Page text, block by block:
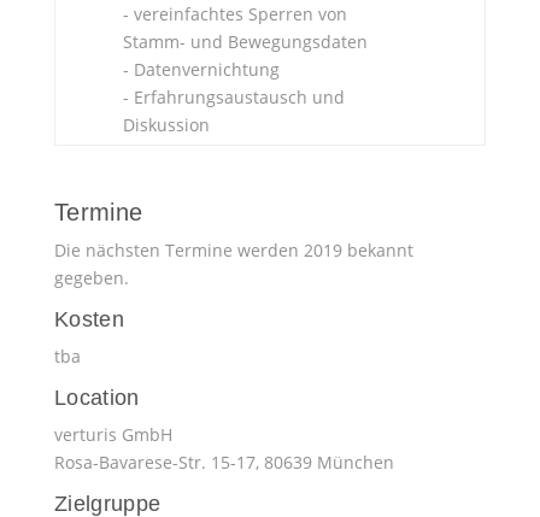
- vereinfachtes Sperren von
Stamm- und Bewegungsdaten
- Datenvernichtung
- Erfahrungsaustausch und
Diskussion
Termine
Die nächsten Termine werden 2019 bekannt
gegeben.
Kosten
tba
Location
verturis GmbH
Rosa-Bavarese-Str. 15-17, 80639 München
Zielgruppe